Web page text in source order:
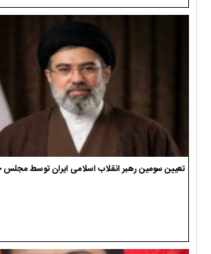
تعیین سومین رهبر انقلاب اسلامی ایران توسط مجلس